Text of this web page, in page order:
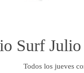
Surf Julio
Todos los jueves